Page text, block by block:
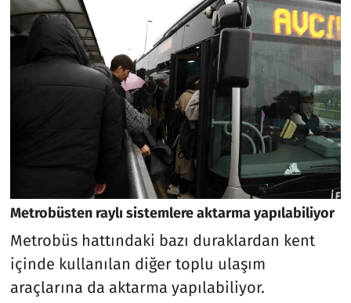
Metrobüsten raylı sistemlere aktarma yapılabiliyor
Metrobüs hattındaki bazı duraklardan kent
içinde kullanılan diğer toplu ulaşım
araçlarına da aktarma yapılabiliyor.